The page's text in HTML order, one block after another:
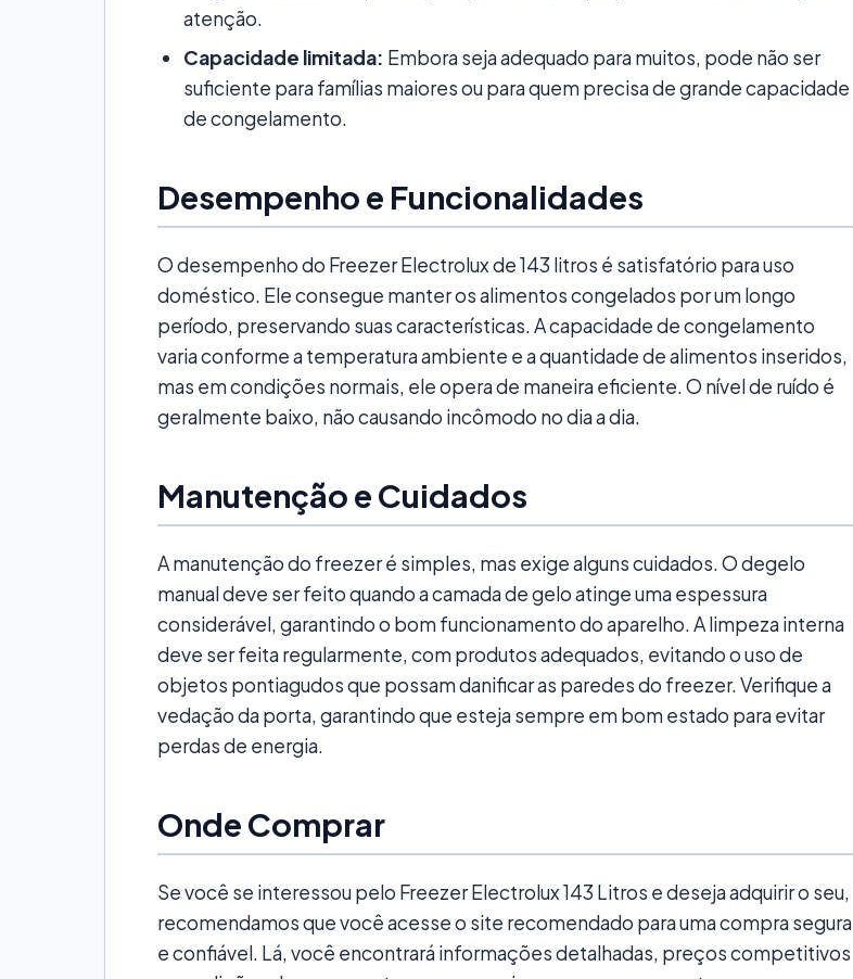
atenção.
Capacidade limitada: Embora seja adequado para muitos, pode não ser
suficiente para famílias maiores ou para quem precisa de grande capacidade
de congelamento.
Desempenho e Funcionalidades
O desempenho do Freezer Electrolux de 143 litros é satisfatório para uso
doméstico. Ele consegue manter os alimentos congelados por um longo
período, preservando suas características. A capacidade de congelamento
varia conforme a temperatura ambiente e a quantidade de alimentos inseridos,
mas em condições normais, ele opera de maneira eficiente. O nível de ruído é
geralmente baixo, não causando incômodo no dia a dia.
Manutenção e Cuidados
A manutenção do freezer é simples, mas exige alguns cuidados. O degelo
manual deve ser feito quando a camada de gelo atinge uma espessura
considerável, garantindo o bom funcionamento do aparelho. A limpeza interna
deve ser feita regularmente, com produtos adequados, evitando o uso de
objetos pontiagudos que possam danificar as paredes do freezer. Verifique a
vedação da porta, garantindo que esteja sempre em bom estado para evitar
perdas de energia.
Onde Comprar
Se você se interessou pelo Freezer Electrolux 143 Litros e deseja adquirir o seu,
recomendamos que você acesse o site recomendado para uma compra segura
e confiável. Lá, você encontrará informações detalhadas, preços competitivos